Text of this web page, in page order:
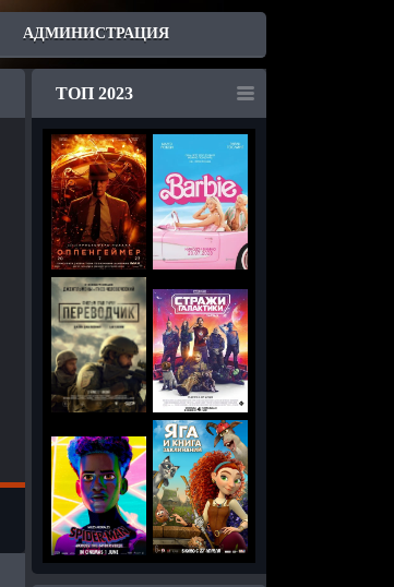
АДМИНИСТРАЦИЯ
ТОП 2023